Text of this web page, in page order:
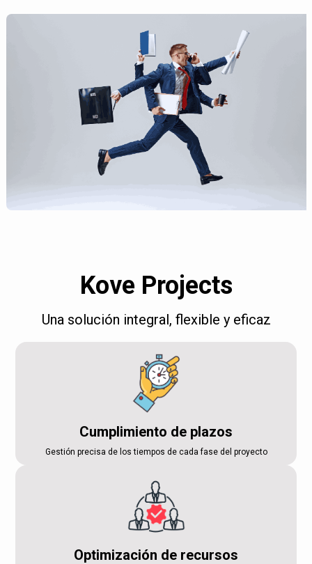
Kove Projects
Una solución integral, flexible y eficaz
Cumplimiento de plazos
Gestión precisa de los tiempos de cada fase del proyecto
Optimización de recursos